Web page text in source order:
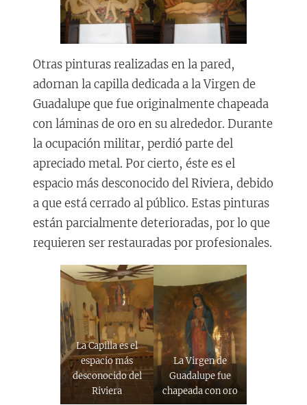
Otras pinturas realizadas en la pared,
adornan la capilla dedicada a la Virgen de
Guadalupe que fue originalmente chapeada
con láminas de oro en su alrededor. Durante
la ocupación militar, perdió parte del
apreciado metal. Por cierto, éste es el
espacio más desconocido del Riviera, debido
a que está cerrado al público. Estas pinturas
están parcialmente deterioradas, por lo que
requieren ser restauradas por profesionales.
La Capilla es el
espacio más
desconocido del
Riviera
La Virgen de
Guadalupe fue
chapeada con oro